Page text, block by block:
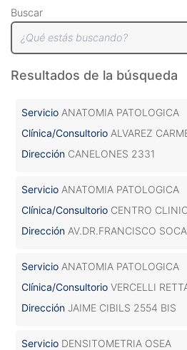
Buscar
Resultados de la búsqueda
Servicio ANATOMIA PATOLOGICA
Clínica/Consultorio ALVAREZ
Dirección CANELONES 2331
Servicio ANATOMIA PATOLOGICA
Clínica/Consultorio CENTRO
Dirección AV.DR.FRANCISCO
Servicio ANATOMIA PATOLOGICA
Clínica/Consultorio VERCELLI
Dirección JAIME CIBILS 2554 BIS
Servicio DENSITOMETRIA OSEA